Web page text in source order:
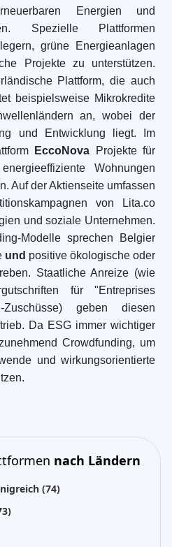
Energien und
Spezielle Plattformen
grüne Energieanlagen
Projekte zu unterstützen.
Plattform, die auch
beispielsweise Mikrokredite
an, wobei der
und Entwicklung liegt. Im
EccoNova Projekte für
Wohnungen
Auf der Aktienseite umfassen
von Lita.co
und soziale Unternehmen.
Modelle sprechen Belgier
und positive ökologische oder
Staatliche Anreize (wie
für "Entreprises
geben diesen
Da ESG immer wichtiger
Crowdfunding, um
und wirkungsorientierte
nach Ländern
(74)